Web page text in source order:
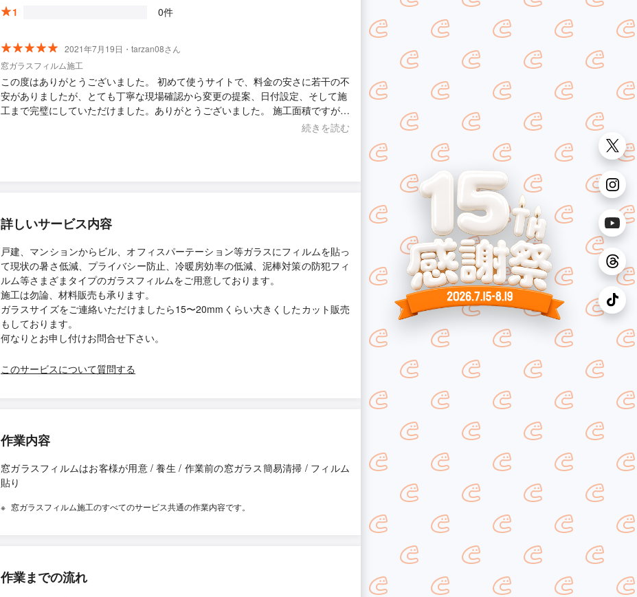
1
0件
2021年7月19日・tarzan08さん
窓ガラスフィルム施工
この度はありがとうございました。 初めて使うサイトで、料金の安さに若干の不
安がありましたが、とても丁寧な現場確認から変更の提案、日付設定、そして施
工まで完璧にしていただけました。ありがとうございました。 施工面積ですが、
選べる種類より広かったですが、難なくこなしていただきました。 次回も是非お
続きを読む
詳しいサービス内容
戸建、マンションからビル、オフィスパーテーション等ガラスにフィルムを貼っ
て現状の暑さ低減、プライバシー防止、冷暖房効率の低減、泥棒対策の防犯フィ
ルム等さまざまタイプのガラスフィルムをご用意しております。
施工は勿論、材料販売も承ります。
ガラスサイズをご連絡いただけましたら15〜20mmくらい大きくしたカット販売
もしております。
何なりとお申し付けお問合せ下さい。
このサービスについて質問する
作業内容
窓ガラスフィルムはお客様が用意 / 養生 / 作業前の窓ガラス簡易清掃 / フィルム
貼り
窓ガラスフィルム施工のすべてのサービス共通の作業内容です。
作業までの流れ